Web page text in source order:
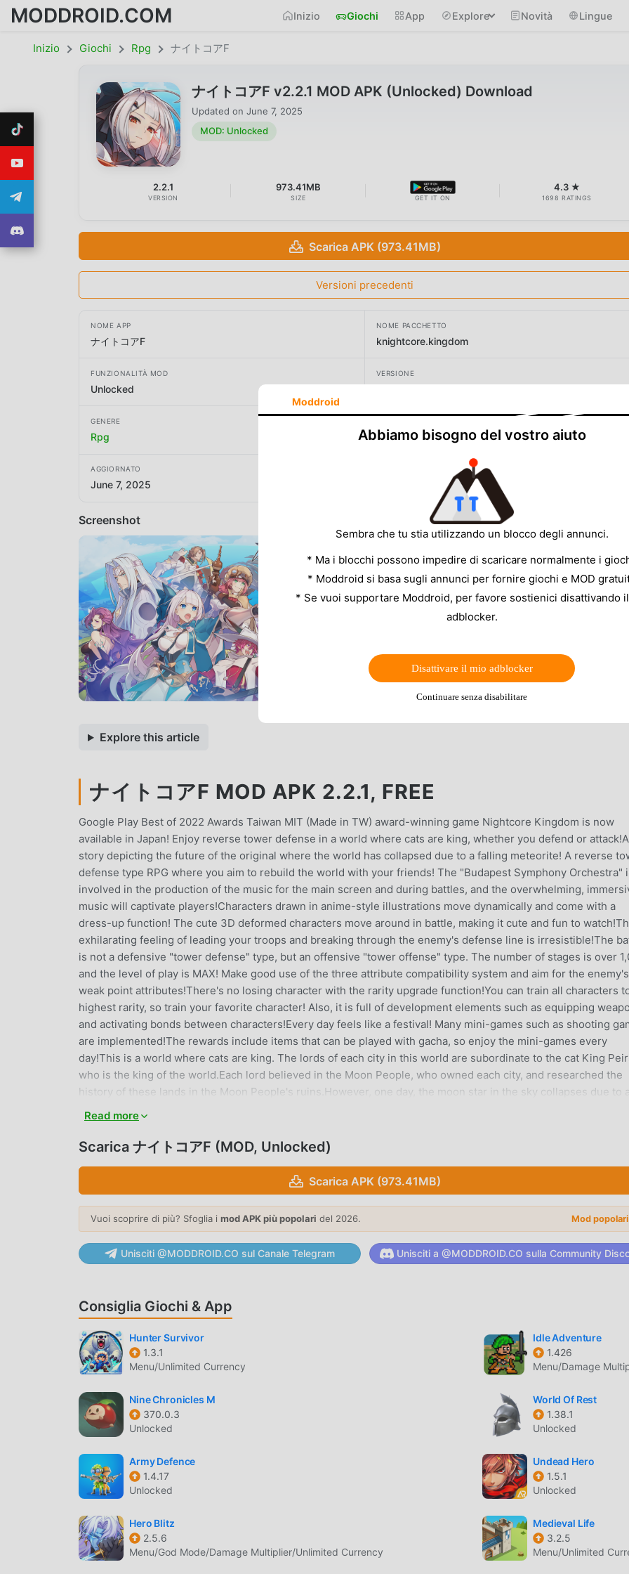
MODDROID.COM Inizio Giochi App Explore Novità Lingue
Inizio Giochi Rpg ナイトコアF
ナイトコアF v2.2.1 MOD APK (Unlocked) Download
Updated on June 7, 2025
MOD: Unlocked
2.2.1
VERSION
973.41MB
SIZE GET IT ON
4.3 ★
1698 RATINGS
Scarica APK (973.41MB)
Versioni precedenti
NOME APP
ナイトコアF
NOME PACCHETTO
knightcore.kingdom
FUNZIONALITÀ MOD
Unlocked
VERSIONE
GENERE
Rpg SEVEN&EIGHT HOLDINGS Co., Ltd.
AGGIORNATO
June 7, 2025
Screenshot
Explore this article
ナイトコアF MOD APK 2.2.1, FREE
Google Play Best of 2022 Awards Taiwan MIT (Made in TW) award-winning game Nightcore Kingdom is now
available in Japan! Enjoy reverse tower defense in a world where cats are king, whether you defend or attack!A
story depicting the future of the original where the world has collapsed due to a falling meteorite! A reverse
defense type RPG where you aim to rebuild the world with your friends! The "Budapest Symphony Orchestra"
involved in the production of the music for the main screen and during battles, and the overwhelming,
music will captivate players!Characters drawn in anime-style illustrations move dynamically and come with a
dress-up function! The cute 3D deformed characters move around in battle, making it cute and fun to
exhilarating feeling of leading your troops and breaking through the enemy's defense line is irresistible!The
is not a defensive "tower defense" type, but an offensive "tower offense" type. The number of stages is over
and the level of play is MAX! Make good use of the three attribute compatibility system and aim for the enemy's
weak point attributes!There's no losing character with the rarity upgrade function!You can train all characters
highest rarity, so train your favorite character! Also, it is full of development elements such as equipping
and activating bonds between characters!Every day feels like a festival! Many mini-games such as shooting
are implemented!The rewards include items that can be played with gacha, so enjoy the mini-games every
day!This is a world where cats are king. The lords of each city in this world are subordinate to the cat King
who is the king of the world.Each lord believed in the Moon People, who owned each city, and researched the
history of these lands in the Moon People's ruins.However, one day, the moon star in the sky collapses due to a
mysterious force, and countless meteorites attack the land of Camelot.This powerful impact distorts the
gravitational waves, creating a "hole in spacetime," and monsters attack Camelot one after another through the
hole in spacetime.The story progresses as players gather heroes and soldiers, defeat monsters, and close the
holes in space and time in order to rebuild Camelot.
ナイトコアF INTRODUZIONE
ナイトコアF Essendo un gioco rpg molto popolare di recente, ha guadagnato molti fan in tutto il mondo che
giochi rpg. Se vuoi scaricare questo gioco, come il più grande sito di download di giochi gratuiti per mod apk al
mondo, moddroid è la tua scelta migliore. moddroid non solo ti fornisce l'ultima versione di ナイトコアF
di ナイトコアF non addebiterà alcuna commissione ai giocatori ed è sicura al 100%, disponibile e gratuita da
installare. Basta scaricare il client moddroid, puoi scaricare e installare ナイトコアF 2.2.1 con un clic. Cosa
scarica moddroid e gioca!
GAMEPLAY UNICO
ナイトコアF Essendo un popolare gioco rpg, il suo gameplay unico lo ha aiutato a conquistare un gran numero di
fan in tutto il mondo. A differenza dei tradizionali giochi rpg, in ナイトコアF , devi solo seguire il tutorial per
principianti, così puoi facilmente avviare l'intero gioco e goderti la gioia offerta dai classici giochi rpg ナイトコア
consentendoti di comunicare e condividere con tutti gli amanti dei giochi rpg in tutto il mondo, cosa stai
aspettando, unisciti a moddroid e goditi il rpg gioco con tutti i partner globali felici
BELLISSIMO SCHERMO
Come i giochi tradizionali rpg, ナイトコアF ha uno stile artistico unico e la grafica, le mappe e i personaggi di
qualità rendono ナイトコアF attratto molti fan di rpg e confrontato ai tradizionali giochi rpg, ナイトコアF 2.2.1 ha
Read more
Scarica ナイトコアF (MOD, Unlocked)
Scarica APK (973.41MB)
Vuoi scoprire di più? Sfoglia i mod APK più popolari del 2026. Mod
Unisciti @MODDROID.CO sul Canale Telegram Unisciti a @MODDROID.CO sulla Community
Consiglia Giochi & App
Hunter Survivor
1.3.1
Menu/Unlimited Currency
Idle Adventure
1.426
Menu/Damage
Nine Chronicles M
370.0.3
Unlocked
World Of Rest
1.38.1
Unlocked
Army Defence
1.4.17
Unlocked
Undead Hero
1.5.1
Unlocked
Hero Blitz
2.5.6
Menu/God Mode/Damage Multiplier/Unlimited Currency
Medieval Life
3.2.5
Menu/Unlimited
Moddroid
Abbiamo bisogno del vostro aiuto
Sembra che tu stia utilizzando un blocco degli annunci.
* Ma i blocchi possono impedire di scaricare normalmente i
* Moddroid si basa sugli annunci per fornire giochi e MOD
* Se vuoi supportare Moddroid, per favore sostienici disattivando
adblocker.
Disattivare il mio adblocker
Continuare senza disabilitare